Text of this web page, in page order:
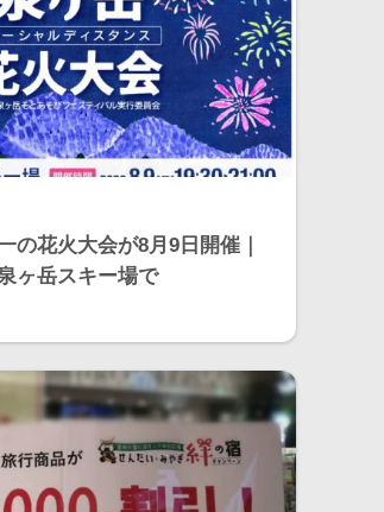
の花火大会が8月9日開催｜
ヶ岳スキー場で